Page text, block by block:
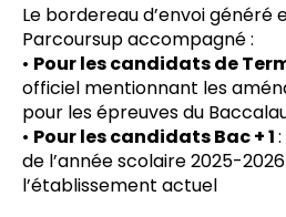
Le bordereau d’envoi
Parcoursup accompagné :
• Pour les candidats de
officiel mentionnant les
pour les épreuves du
• Pour les candidats Bac + 1
de l’année scolaire 2025-
l’établissement actuel